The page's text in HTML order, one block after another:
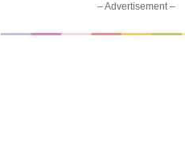
– Advertisement –